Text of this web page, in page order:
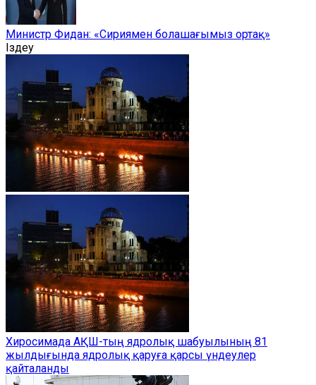
Министр Фидан: «Сириямен болашағымыз ортақ»
Іздеу
Хиросимада АҚШ-тың ядролық шабуылының 81
жылдығында ядролық қаруға қарсы үндеулер
қайталанды